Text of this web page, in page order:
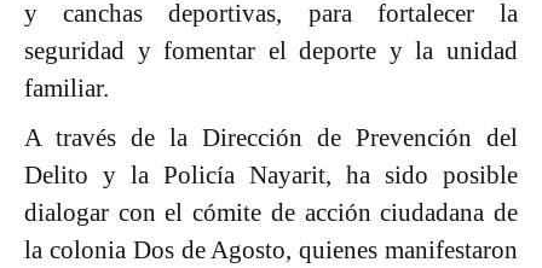
y canchas deportivas, para fortalecer la
seguridad y fomentar el deporte y la unidad
familiar.
A través de la Dirección de Prevención del
Delito y la Policía Nayarit, ha sido posible
dialogar con el cómite de acción ciudadana de
la colonia Dos de Agosto, quienes manifestaron